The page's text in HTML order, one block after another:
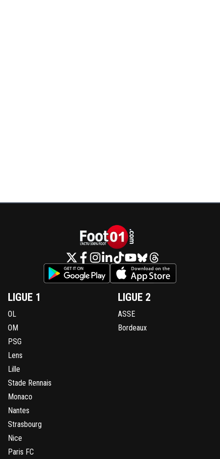
LIGUE 1
OL
OM
PSG
Lens
Lille
Stade Rennais
Monaco
Nantes
Strasbourg
Nice
Paris FC
LIGUE 2
ASSE
Bordeaux